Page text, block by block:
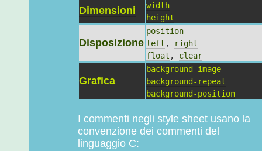
Dimensioni
width
height
Disposizione
position
left ,
right
float , clear
Grafica
background-image
background-repeat
background-position
I commenti negli style sheet usano la
convenzione dei commenti del
linguaggio C: